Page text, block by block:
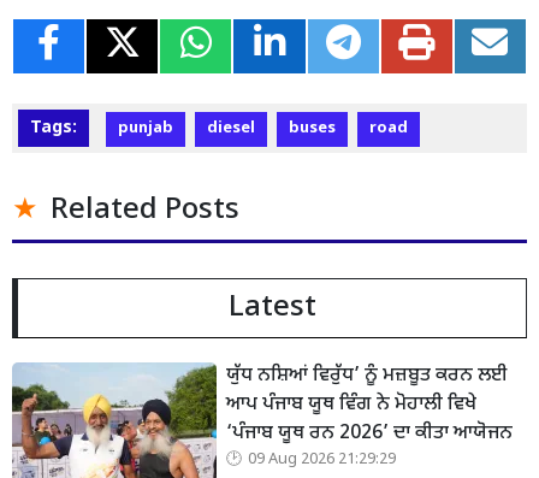
Tags: punjab diesel buses road
Related Posts
Latest
ਯੁੱਧ ਨਸ਼ਿਆਂ ਵਿਰੁੱਧ’ ਨੂੰ ਮਜ਼ਬੂਤ ਕਰਨ ਲਈ
ਆਪ ਪੰਜਾਬ ਯੂਥ ਵਿੰਗ ਨੇ ਮੋਹਾਲੀ ਵਿਖੇ
‘ਪੰਜਾਬ ਯੂਥ ਰਨ 2026’ ਦਾ ਕੀਤਾ ਆਯੋਜਨ
09 Aug 2026 21:29:29